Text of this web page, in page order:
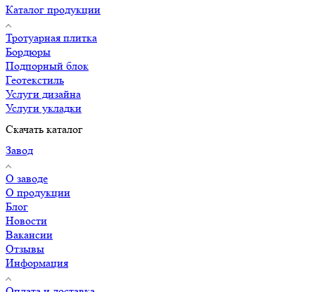
Каталог продукции
Тротуарная плитка
Бордюры
Подпорный блок
Геотекстиль
Услуги дизайна
Услуги укладки
Скачать каталог
Завод
О заводе
О продукции
Блог
Новости
Вакансии
Отзывы
Информация